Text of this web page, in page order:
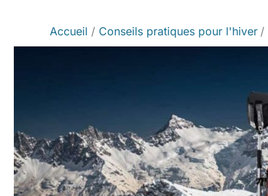
Accueil Conseils pratiques pour l'hiver